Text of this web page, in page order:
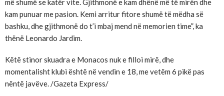
më shumë se katër vite. Gjithmonë e kam dhënë më të mirën dhe
kam punuar me pasion. Kemi arritur fitore shumë të mëdha së
bashku, dhe gjithmonë do t’i mbaj mend në memorien time”, ka
thënë Leonardo Jardim.
Këtë stinor skuadra e Monacos nuk e filloi mirë, dhe
momentalisht klubi është në vendin e 18, me vetëm 6 pikë pas
nëntë javëve. /Gazeta Express/